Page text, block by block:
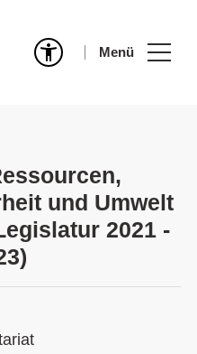
Menü
und Umwelt
2021 -